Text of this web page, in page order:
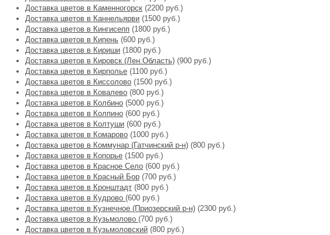
Доставка цветов в Каменногорск (2200 руб.)
Доставка цветов в Каннельярви (1500 руб.)
Доставка цветов в Кингисепп (1800 руб.)
Доставка цветов в Кипень (600 руб.)
Доставка цветов в Кириши (1800 руб.)
Доставка цветов в Кировск (Лен.Область) (900 руб.)
Доставка цветов в Кирполье (1100 руб.)
Доставка цветов в Киссолово (1500 руб.)
Доставка цветов в Ковалево (800 руб.)
Доставка цветов в Колбино (5000 руб.)
Доставка цветов в Колпино (600 руб.)
Доставка цветов в Колтуши (600 руб.)
Доставка цветов в Комарово (1000 руб.)
Доставка цветов в Коммунар (Гатчинский р-н) (800 руб.)
Доставка цветов в Копорье (1500 руб.)
Доставка цветов в Красное Село (600 руб.)
Доставка цветов в Красный Бор (700 руб.)
Доставка цветов в Кронштадт (800 руб.)
Доставка цветов в Кудрово (600 руб.)
Доставка цветов в Кузнечное (Приозерский р-н) (2300 руб.)
Доставка цветов в Кузьмолово (700 руб.)
Доставка цветов в Кузьмоловский (800 руб.)